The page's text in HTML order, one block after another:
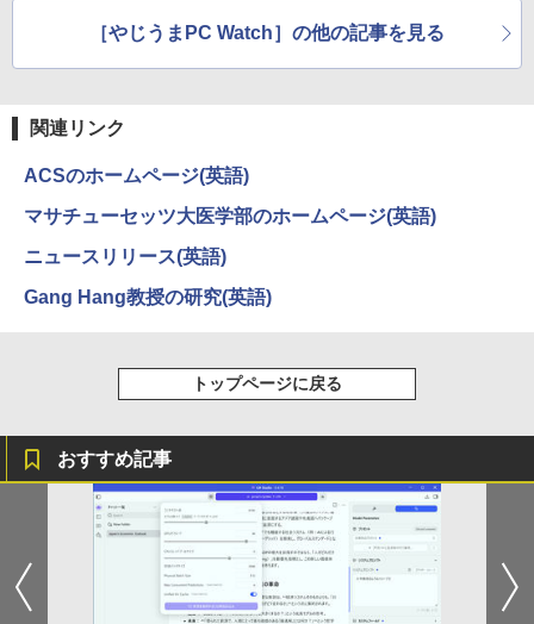
[9月上旬より発送予定][新品]ちいかわ な
んか小さくてかわいいやつ (1-8巻 最新
￥1,964
￥2,980
コカ・コーラ やかんの麦茶 from 爽健美茶 ラ
版ビッグガンガンコミックス)
［やじうまPC Watch］の他の記事を見る
関連リンク
ACSのホームページ(英語)
マサチューセッツ大医学部のホームページ(英語)
ニュースリリース(英語)
Gang Hang教授の研究(英語)
トップページに戻る
おすすめ記事